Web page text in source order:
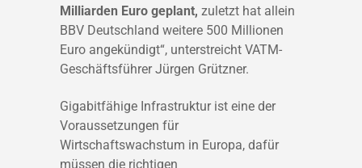
Milliarden Euro geplant, zuletzt hat allein
BBV Deutschland weitere 500 Millionen
Euro angekündigt“, unterstreicht VATM-
Geschäftsführer Jürgen Grützner.
Gigabitfähige Infrastruktur ist eine der
Voraussetzungen für
Wirtschaftswachstum in Europa, dafür
müssen die richtigen